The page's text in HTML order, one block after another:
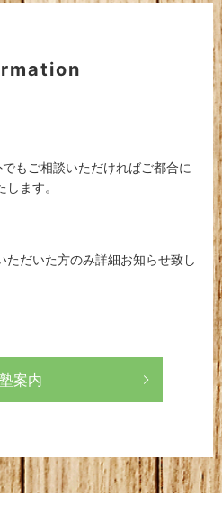
もご相談いただければご都合に
ます。
ただいた方のみ詳細お知らせ致し
塾案内